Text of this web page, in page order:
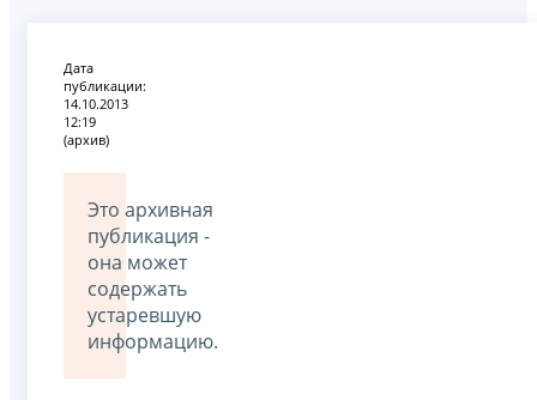
Дата
публикации:
14.10.2013
12:19
(архив)
Это архивная
публикация -
она может
содержать
устаревшую
информацию.